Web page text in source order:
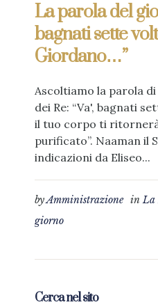
La parola del
bagnati sette
Giordano…”
Ascoltiamo la parola
dei Re: “Va', bagnati
il tuo corpo ti
purificato”. Naaman il
indicazioni da Eliseo...
byAmministrazione inLa
giorno
Cerca nel sito